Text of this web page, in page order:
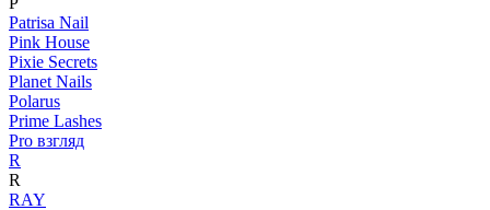
Patrisa Nail
Pink House
Pixie Secrets
Planet Nails
Polarus
Prime Lashes
Pro взгляд
R
R
RAY